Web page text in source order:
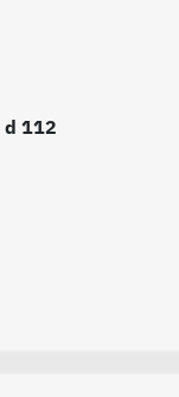
d 112